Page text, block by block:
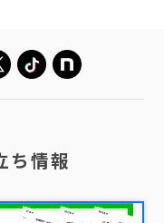
ち情報